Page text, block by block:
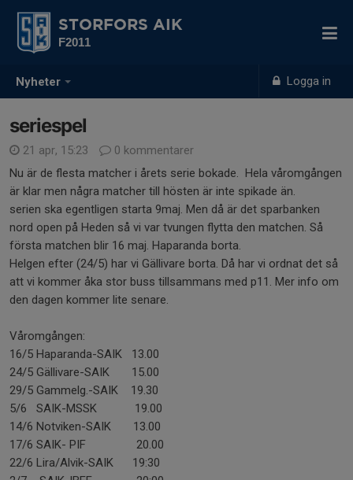
Nyheter Logga in
STORFORS AIK
F2011
seriespel
21 apr, 15:23
0 kommentarer
Nu är de flesta matcher i årets serie bokade. Hela våromgången
är klar men några matcher till hösten är inte spikade än.
serien ska egentligen starta 9maj. Men då är det sparbanken
nord open på Heden så vi var tvungen flytta den matchen. Så
första matchen blir 16 maj. Haparanda borta.
Helgen efter (24/5) har vi Gällivare borta. Då har vi ordnat det så
att vi kommer åka stor buss tillsammans med p11. Mer info om
den dagen kommer lite senare.
Våromgången:
16/5 Haparanda-SAIK 13.00
24/5 Gällivare-SAIK 15.00
29/5 Gammelg.-SAIK 19.30
5/6 SAIK-MSSK 19.00
14/6 Notviken-SAIK 13.00
17/6 SAIK- PIF 20.00
22/6 Lira/Alvik-SAIK 19:30